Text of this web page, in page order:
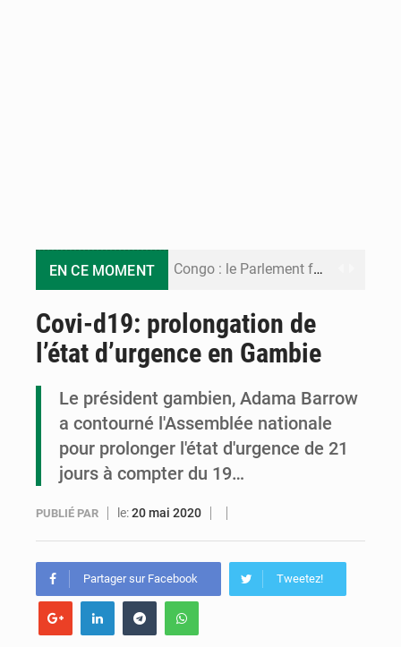
EN CE MOMENT Congo : le Parlement formule 28 recommandations sur le Cadre budgétaire 2027-2029
Congo : la Grande foire agricole pour renforcer la souveraineté alimentaire
Le Congo se dote d’un programme national pour valoriser les produits forestiers non ligneux
Covi-d19: prolongation de
l’état d’urgence en Gambie
Le président gambien, Adama Barrow
a contourné l'Assemblée nationale
pour prolonger l'état d'urgence de 21
jours à compter du 19…
PUBLIÉ PAR le:20 mai 2020
Partager sur Facebook Tweetez!